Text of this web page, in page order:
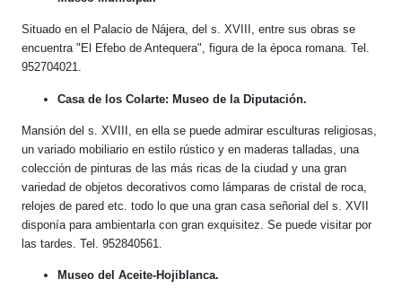
Situado en el Palacio de Nájera, del s. XVIII, entre sus obras se
encuentra "El Efebo de Antequera", figura de la época romana. Tel.
952704021.
Casa de los Colarte: Museo de la Diputación.
Mansión del s. XVIII, en ella se puede admirar esculturas religiosas,
un variado mobiliario en estilo rústico y en maderas talladas, una
colección de pinturas de las más ricas de la ciudad y una gran
variedad de objetos decorativos como lámparas de cristal de roca,
relojes de pared etc. todo lo que una gran casa señorial del s. XVII
disponía para ambientarla con gran exquisitez. Se puede visitar por
las tardes. Tel. 952840561.
Museo del Aceite-Hojiblanca.